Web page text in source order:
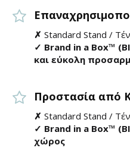
✗ Standard Stand /
✓ Brand in a Box™
και εύκολη
Προστασία από
✗ Standard Stand /
✓ Brand in a Box™
χώρος